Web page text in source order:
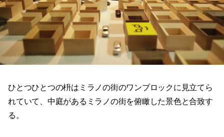
ひとつひとつの枡はミラノの街のワンブロックに見立てら
れていて、中庭があるミラノの街を俯瞰した景色と合致す
る。